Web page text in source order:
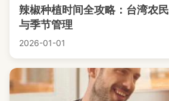
辣椒种植时间全攻略：台湾农
与季节管理
2026-01-01